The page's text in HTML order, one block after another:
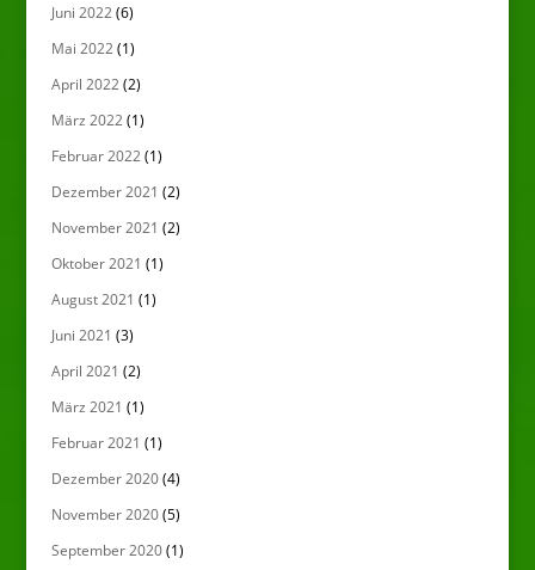
Juni 2022(6)
Mai 2022(1)
April 2022(2)
März 2022(1)
Februar 2022(1)
Dezember 2021 (2)
November 2021 (2)
Oktober 2021 (1)
August 2021 (1)
Juni 2021 (3)
April 2021 (2)
März 2021 (1)
Februar 2021 (1)
Dezember 2020(4)
November 2020(5)
September 2020(1)